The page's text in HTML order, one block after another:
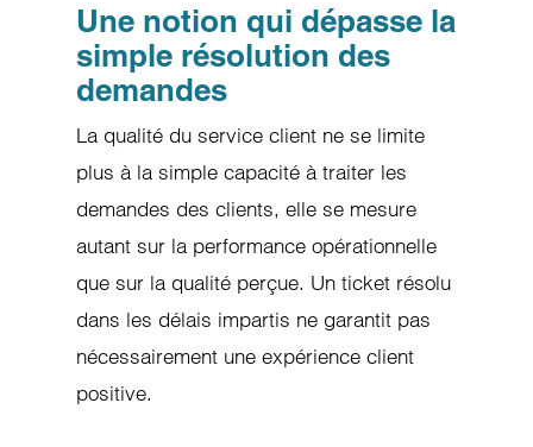
Une notion qui dépasse la
simple résolution des
demandes
La qualité du service client ne se limite
plus à la simple capacité à traiter les
demandes des clients, elle se mesure
autant sur la performance opérationnelle
que sur la qualité perçue. Un ticket résolu
dans les délais impartis ne garantit pas
nécessairement une expérience client
positive.